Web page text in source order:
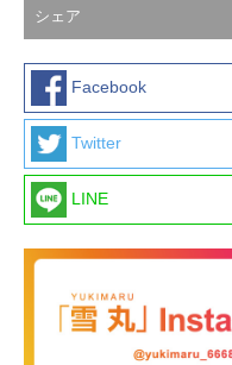
シェア
Facebook
Twitter
LINE